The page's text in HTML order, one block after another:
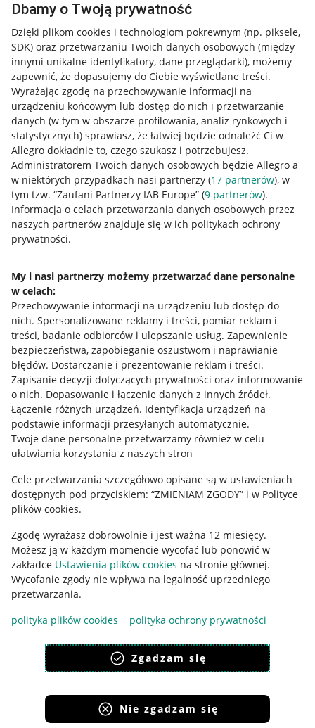
Dbamy o Twoją prywatność
Dzięki plikom cookies i technologiom pokrewnym (np. piksele,
SDK) oraz przetwarzaniu Twoich danych osobowych (między
innymi unikalne identyfikatory, dane przeglądarki), możemy
zapewnić, że dopasujemy do Ciebie wyświetlane treści.
Wyrażając zgodę na przechowywanie informacji na
urządzeniu końcowym lub dostęp do nich i przetwarzanie
danych (w tym w obszarze profilowania, analiz rynkowych i
statystycznych) sprawiasz, że łatwiej będzie odnaleźć Ci w
Allegro dokładnie to, czego szukasz i potrzebujesz.
Administratorem Twoich danych osobowych będzie Allegro a
w niektórych przypadkach nasi partnerzy (17 partnerów), w
tym tzw. “Zaufani Partnerzy IAB Europe” (9 partnerów).
Informacja o celach przetwarzania danych osobowych przez
naszych partnerów znajduje się w ich politykach ochrony
prywatności.
My i nasi partnerzy możemy przetwarzać dane personalne
w celach:
Przechowywanie informacji na urządzeniu lub dostęp do
nich. Spersonalizowane reklamy i treści, pomiar reklam i
treści, badanie odbiorców i ulepszanie usług. Zapewnienie
bezpieczeństwa, zapobieganie oszustwom i naprawianie
błędów. Dostarczanie i prezentowanie reklam i treści.
Zapisanie decyzji dotyczących prywatności oraz informowanie
o nich. Dopasowanie i łączenie danych z innych źródeł.
Łączenie różnych urządzeń. Identyfikacja urządzeń na
podstawie informacji przesyłanych automatycznie.
Twoje dane personalne przetwarzamy również w celu
ułatwiania korzystania z naszych stron
Cele przetwarzania szczegółowo opisane są w ustawieniach
dostępnych pod przyciskiem: “ZMIENIAM ZGODY” i w Polityce
plików cookies.
Zgodę wyrażasz dobrowolnie i jest ważna 12 miesięcy.
Możesz ją w każdym momencie wycofać lub ponowić w
zakładce Ustawienia plików cookies na stronie głównej.
Wycofanie zgody nie wpływa na legalność uprzedniego
przetwarzania.
polityka plików cookies
polityka ochrony prywatności
Zgadzam się
Nie zgadzam się
Przydatne informacje
Jak to działa
Allegro Gadane dla sprzedających
Allegro Gadane dla kupujących
Mapa miejscowości
Informacje prawne
Regulamin
Polityka plików "cookies"
Ustawienia plików "cookies"
Udostępnianie lokalizacji
Informacje dla Aktu o Usługach Cyfrowych
Pobierz aplikację
Korzystanie z serwisu oznacza akceptacjęregulaminu